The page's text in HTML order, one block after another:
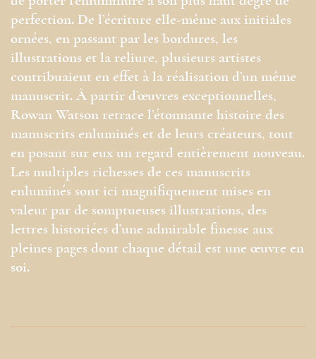
perfection. De l’écriture elle-même aux initiales
ornées, en passant par les bordures, les
illustrations et la reliure, plusieurs artistes
contribuaient en effet à la réalisation d’un même
manuscrit. À partir d’œuvres exceptionnelles,
Rowan Watson retrace l’étonnante histoire des
manuscrits enluminés et de leurs créateurs, tout
en posant sur eux un regard entièrement nouveau.
Les multiples richesses de ces manuscrits
enluminés sont ici magnifiquement mises en
valeur par de somptueuses illustrations, des
lettres historiées d’une admirable finesse aux
pleines pages dont chaque détail est une œuvre en
soi.